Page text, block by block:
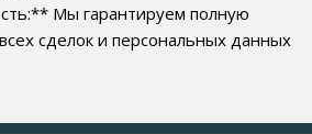
Мы гарантируем полную
сделок и персональных данных